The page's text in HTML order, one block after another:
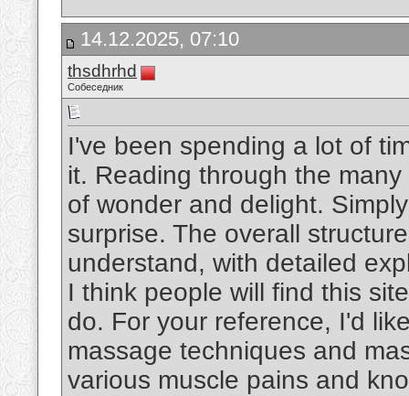
14.12.2025, 07:10
thsdhrhd
Собеседник
I've been spending a lot of
it. Reading through the
of wonder and delight.
surprise. The overall
understand, with detailed
I think people will find this
do. For your reference, I'd
massage techniques and
various muscle pains and